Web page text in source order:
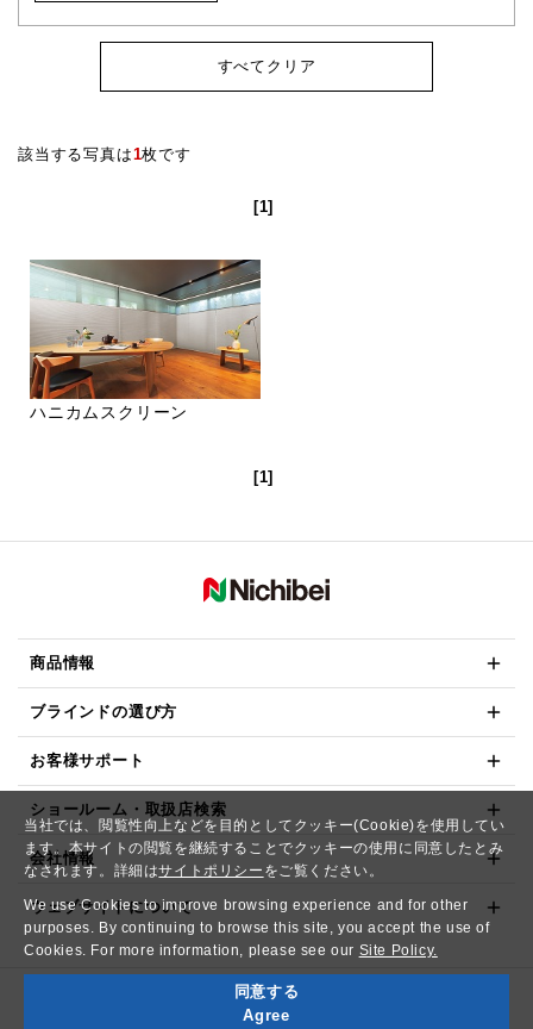
当社では、閲覧性向上などを目的としてクッキー(Cookie)を使用してい
ます。本サイトの閲覧を継続することでクッキーの使用に同意したとみ
なされます。詳細はサイトポリシー をご覧ください。
We use Cookies to improve browsing experience and for other
purposes. By continuing to browse this site, you accept the use of
Cookies. For more information, please see our Site Policy.
同意する
Agree
すべてクリア
該当する写真は1枚です
[1]
ハニカムスクリーン
[1]
商品情報
ブラインドの選び方
お客様サポート
ショールーム・取扱店検索
会社情報
ウェブサイトについて
Copyright© NICHIBEI CO.,LTD. All Rights Reserved.